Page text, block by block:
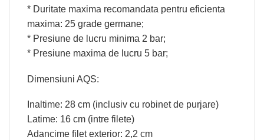
* Duritate maxima recomandata pentru eficienta
maxima: 25 grade germane;
* Presiune de lucru minima 2 bar;
* Presiune maxima de lucru 5 bar;
Dimensiuni AQS:
Inaltime: 28 cm (inclusiv cu robinet de purjare)
Latime: 16 cm (intre filete)
Adancime filet exterior: 2,2 cm